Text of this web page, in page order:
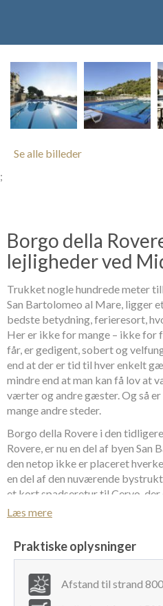
Se alle billeder
;
Borgo della
lejligheder ved
Trukket nogle hundrede meter
San Bartolomeo al Mare, ligger
bedste betydning, ferieresort,
Her er ikke for mange – ikke for
får, er gedigent, sobert og
end at der er tid til hver enkelt
mindre end at man kan få lov at
værter og andre gæster. Og så er
mange andre steder.
Borgo della Rovere i den
Rovere, er nu en del af byen
den netop ikke er placeret
en del af den nuværende
et kort spadseretur til Cervo, der
smukkeste, mest autentiske og
stemning. En sand perle på den
Der er med andre ord rigelig at
man vælger blot at fordrive
på tennisbane, legerum til de
Læs mere
Praktiske oplysninger
Afstand til strand